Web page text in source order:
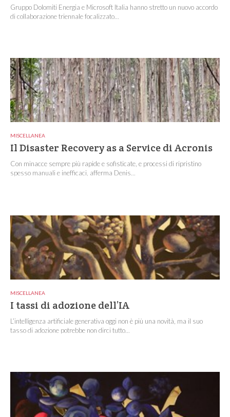
Gruppo Dolomiti Energia e Microsoft Italia hanno stretto un nuovo accordo
di collaborazione triennale focalizzato...
MISCELLANEA
Il Disaster Recovery as a Service di Acronis
Con minacce sempre più rapide e sofisticate, e processi di ripristino
spesso manuali e inefficaci, afferma Denis...
MISCELLANEA
I tassi di adozione dell’IA
L’intelligenza artificiale generativa oggi non è più una novità, ma il suo
tasso di adozione potrebbe non dirci tutto...